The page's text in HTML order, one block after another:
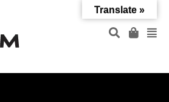
Translate »